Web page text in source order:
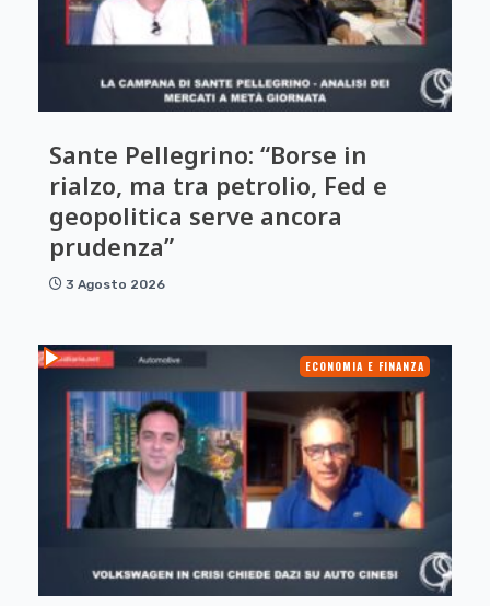
Sante Pellegrino: “Borse in
rialzo, ma tra petrolio, Fed e
geopolitica serve ancora
prudenza”
3 Agosto 2026
ECONOMIA E FINANZA